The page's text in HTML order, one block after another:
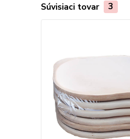
Súvisiaci tovar 3